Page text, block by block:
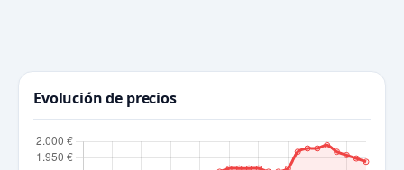
Evolución de precios